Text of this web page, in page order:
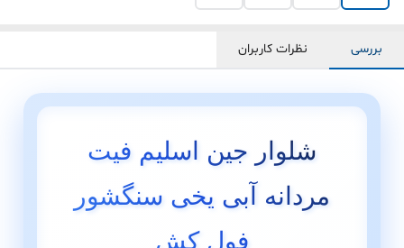
بررسی نظرات کاربران
شلوار جین اسلیم فیت
مردانه آبی یخی سنگشور
فول کش